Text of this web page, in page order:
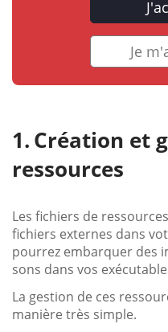
Je
Création et
ressources
Les fichiers de
fichiers externes dans
pourrez embarquer des
sons dans vos
La gestion de ces
manière très simple.